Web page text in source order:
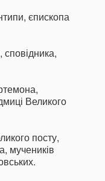
єпископа
Великого
посту,
мучеників